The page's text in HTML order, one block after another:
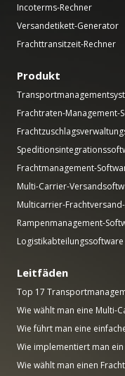
Incoterms-Rechner
Versandetikett-Generator
Frachttransitzeit-Rechner
Produkt
Frachtraten-Management-
Frachtmanagement-
Multi-Carrier-
Multicarrier-Frachtversand-
Rampenmanagement-
Logistikabteilungssoftware
Leitfäden
Top 17
Wie wählt man eine Multi-
Wie führt man eine
Wie implementiert man
Wie wählt man einen